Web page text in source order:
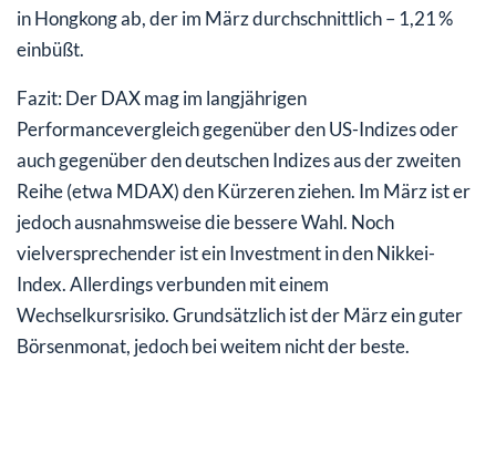
in Hongkong ab, der im März durchschnittlich – 1,21 %
einbüßt.
Fazit: Der DAX mag im langjährigen
Performancevergleich gegenüber den US-Indizes oder
auch gegenüber den deutschen Indizes aus der zweiten
Reihe (etwa MDAX) den Kürzeren ziehen. Im März ist er
jedoch ausnahmsweise die bessere Wahl. Noch
vielversprechender ist ein Investment in den Nikkei-
Index. Allerdings verbunden mit einem
Wechselkursrisiko. Grundsätzlich ist der März ein guter
Börsenmonat, jedoch bei weitem nicht der beste.